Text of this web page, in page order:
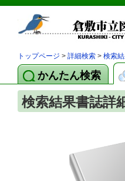
トップページ > 詳細検索 > 検索
かんたん検索
検索結果書誌詳